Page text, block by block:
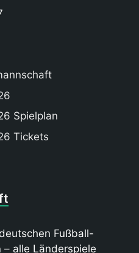
Spielplan
Tickets
Fußball-
alle Länderspiele